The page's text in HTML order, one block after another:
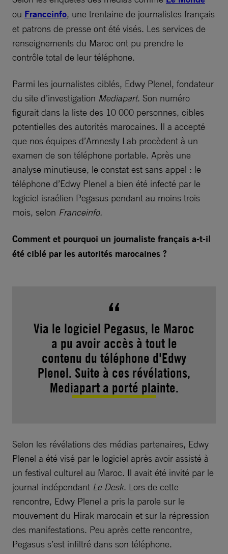
ou Franceinfo, une trentaine de journalistes français
et patrons de presse ont été visés. Les services de
renseignements du Maroc ont pu prendre le
contrôle total de leur téléphone.
Parmi les journalistes ciblés, Edwy Plenel, fondateur
du site d’investigation Mediapart. Son numéro
figurait dans la liste des 10 000 personnes, cibles
potentielles des autorités marocaines. Il a accepté
que nos équipes d’Amnesty Lab procèdent à un
examen de son téléphone portable. Après une
analyse minutieuse, le constat est sans appel : le
téléphone d’Edwy Plenel a bien été infecté par le
logiciel israélien Pegasus pendant au moins trois
mois, selon Franceinfo.
Comment et pourquoi un journaliste français a-t-il
été ciblé par les autorités marocaines ?
Via le logiciel Pegasus, le Maroc
a pu avoir accès à tout le
contenu du téléphone d'Edwy
Plenel. Suite à ces révélations,
Mediapart a porté plainte.
Selon les révélations des médias partenaires, Edwy
Plenel a été visé par le logiciel après avoir assisté à
un festival culturel au Maroc. Il avait été invité par le
journal indépendant Le Desk. Lors de cette
rencontre, Edwy Plenel a pris la parole sur le
mouvement du Hirak marocain et sur la répression
des manifestations. Peu après cette rencontre,
Pegasus s’est infiltré dans son téléphone.